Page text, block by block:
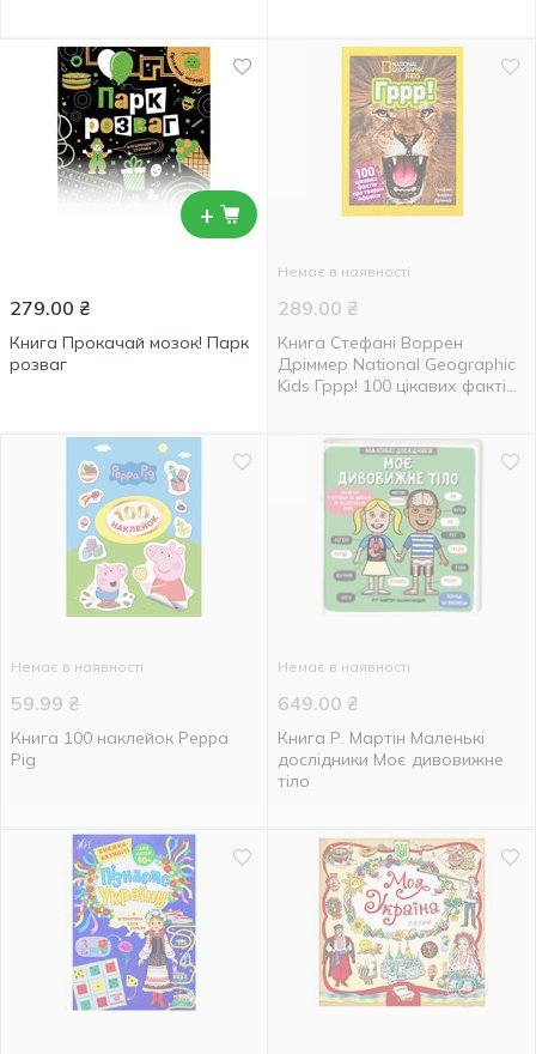
+
279.00 ₴
Книга Прокачай мозок! Парк
розваг
Немає в наявності
289.00 ₴
Книга Стефані Воррен
Дріммер National Geographic
Kids Гррр! 100 цікавих фактів
Немає в наявності
59.99 ₴
Книга 100 наклейок Peppa
Pig
Немає в наявності
649.00 ₴
Книга Р. Мартін Маленькі
дослідники Моє дивовижне
тіло